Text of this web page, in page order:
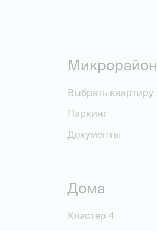
Микрорайон
Выбрать квартиру
Паркинг
Документы
Дома
Кластер 4